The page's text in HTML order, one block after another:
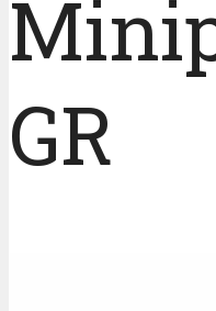
GR